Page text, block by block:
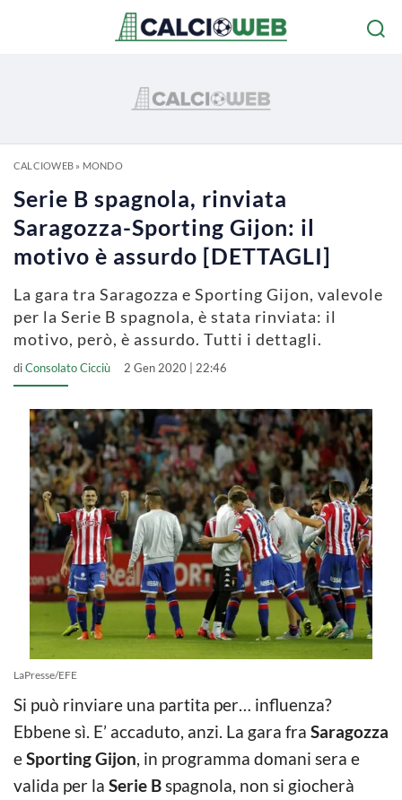
CALCIOWEB» MONDO
Serie B spagnola, rinviata
Saragozza-Sporting Gijon: il
motivo è assurdo [DETTAGLI]
La gara tra Saragozza e Sporting Gijon, valevole
per la Serie B spagnola, è stata rinviata: il
motivo, però, è assurdo. Tutti i dettagli.
diConsolato Cicciù 2 Gen 2020 | 22:46
LaPresse/EFE
Si può rinviare una partita per… influenza?
Ebbene sì. E’ accaduto, anzi. La gara fra Saragozza
eSporting Gijon, in programma domani sera e
valida per la Serie Bspagnola, non si giocherà